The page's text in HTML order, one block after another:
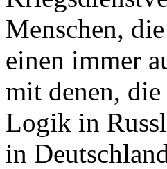
Menschen,
einen immer
mit denen,
Logik in
in